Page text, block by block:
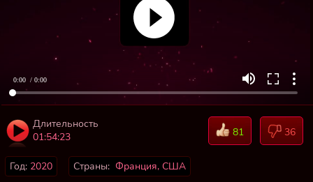
0:00 / 0:00
Длительность
01:54:23
81 36
Год: 2020 Страны: Франция, США